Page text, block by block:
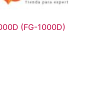
(FG-1000D)